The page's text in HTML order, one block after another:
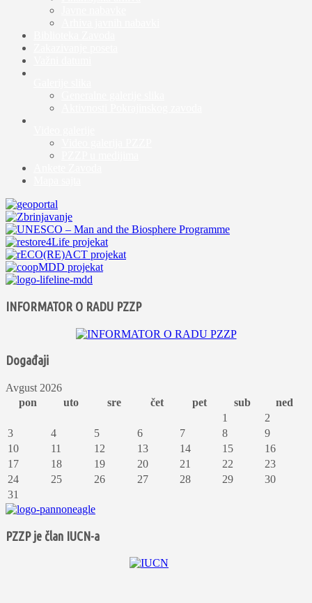
INFORMATOR O RADU PZZP
Događaji
Avgust 2026
pon
uto sre čet pet sub
ned
1
2
3
4 5 6 7 8
9
10
11 12 13 14 15
16
17
18 19 20 21 22
23
24
25 26 27 28 29
30
31
PZZP je član IUCN-a